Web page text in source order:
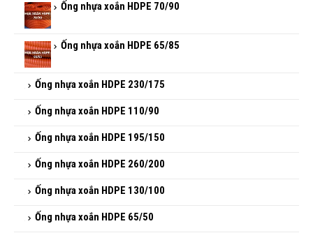
Ống nhựa xoắn HDPE 70/90
Ống nhựa xoắn HDPE 65/85
Ống nhựa xoắn HDPE 230/175
Ống nhựa xoắn HDPE 195/150